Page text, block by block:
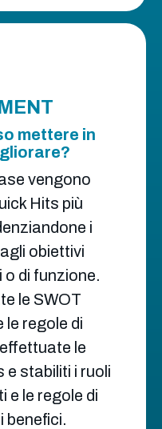
mettere in
vengono
Hits più
i
obiettivi
di funzione.
le SWOT
le regole di
le
stabiliti i ruoli
e le regole di
benefici.